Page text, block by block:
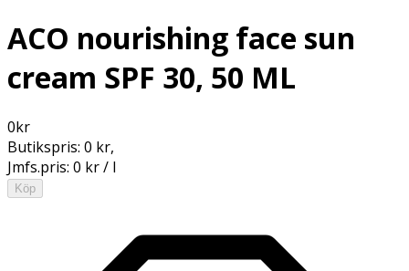
ACO nourishing face sun
cream SPF 30, 50 ML
0kr
Butikspris: 0 kr,
Jmfs.pris: 0 kr / l
Köp